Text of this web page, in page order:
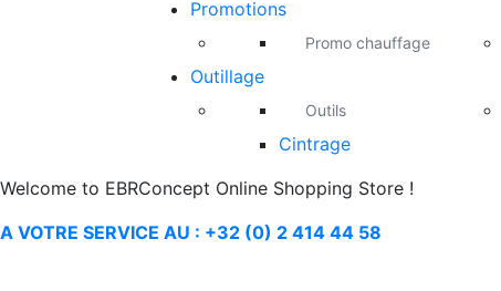
Promotions
Promo chauffage
Outillage
Outils
Cintrage
Welcome to EBRConcept Online Shopping Store !
A VOTRE SERVICE AU : +32 (0) 2 414 44 58